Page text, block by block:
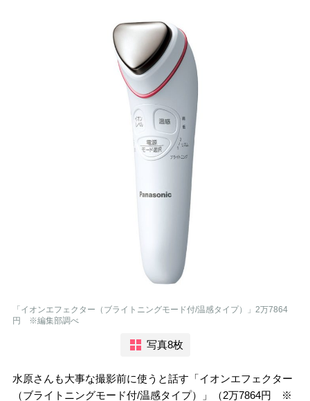
「イオンエフェクター（ブライトニングモード付/温感タイプ）」2万7864
円 ※編集部調べ
写真8枚
水原さんも大事な撮影前に使うと話す「イオンエフェクター
（ブライトニングモード付/温感タイプ）」（2万7864円 ※